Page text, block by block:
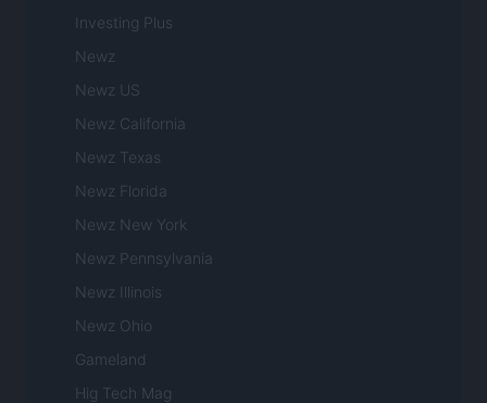
Investing Plus
Newz
Newz US
Newz California
Newz Texas
Newz Florida
Newz New York
Newz Pennsylvania
Newz Illinois
Newz Ohio
Gameland
Hig Tech Mag